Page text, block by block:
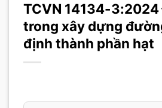
TCVN 14134-
trong xây dựng
định thành phần hạt